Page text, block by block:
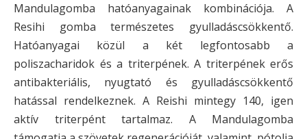
Mandulagomba hatóanyagainak kombinációja. A
Resihi gomba természetes gyulladáscsökkentő.
Hatóanyagai közül a két legfontosabb a
poliszacharidok és a triterpének. A triterpének erős
antibakteriális, nyugtató és gyulladáscsökkentő
hatással rendelkeznek. A Reishi mintegy 140, igen
aktív triterpént tartalmaz. A Mandulagomba